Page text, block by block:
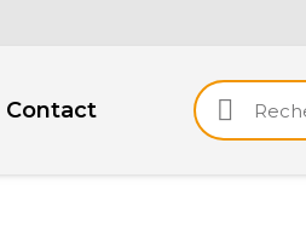
Contact